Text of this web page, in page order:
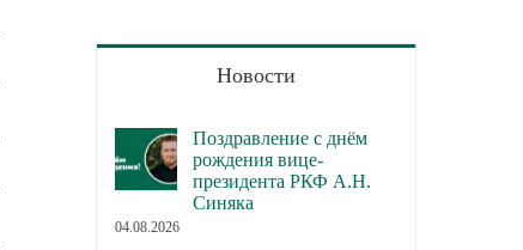
Новости
Поздравление с днём
рождения вице-
президента РКФ А.Н.
Синяка
04.08.2026